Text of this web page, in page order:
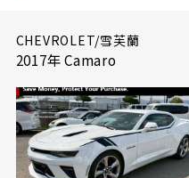
CHEVROLET/雪芙蘭
2017年 Camaro